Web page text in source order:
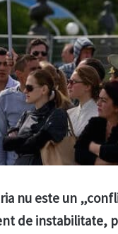
nu este un
de instabilitate,